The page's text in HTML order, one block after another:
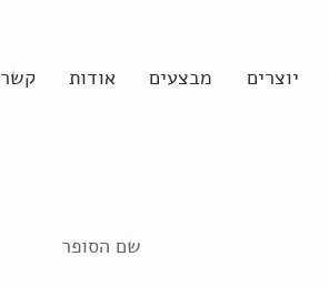
יוצרים מבצעים אודות קשר
שם הסופר